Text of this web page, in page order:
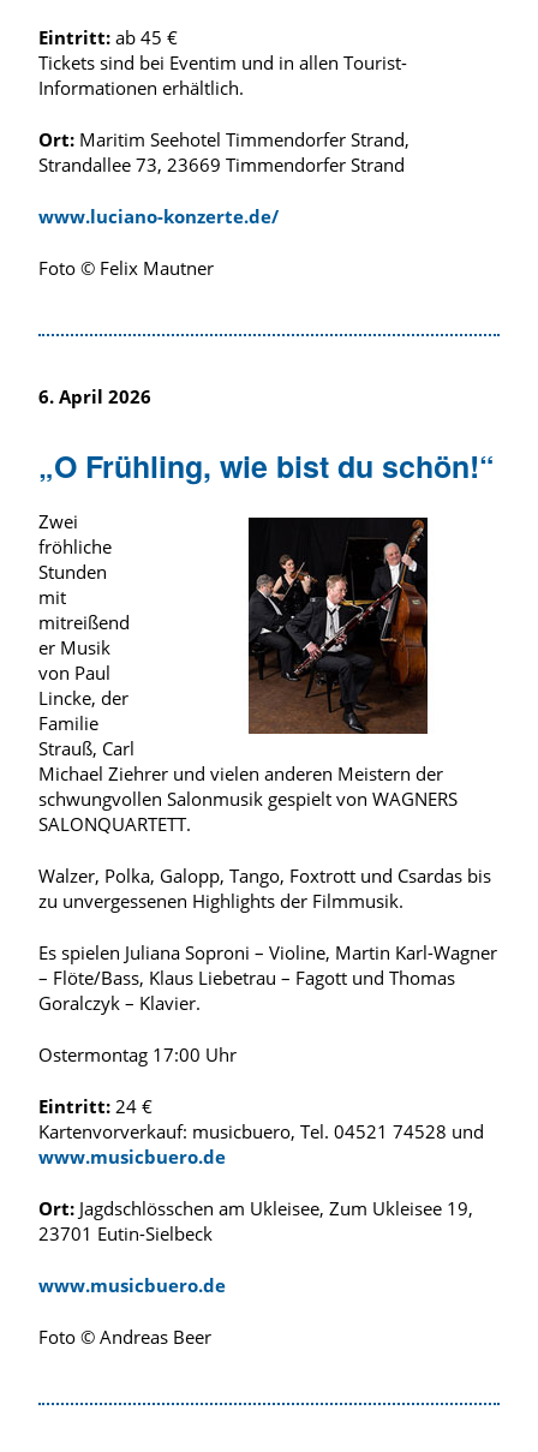
Eintritt: ab 45 €
Tickets sind bei Eventim und in allen Tourist-
Informationen erhältlich.
Ort: Maritim Seehotel Timmendorfer Strand,
Strandallee 73, 23669 Timmendorfer Strand
www.luciano-konzerte.de/
Foto © Felix Mautner
6. April 2026
„O Frühling, wie bist du schön!“
Zwei
fröhliche
Stunden
mit
mitreißend
er Musik
von Paul
Lincke, der
Familie
Strauß, Carl
Michael Ziehrer und vielen anderen Meistern der
schwungvollen Salonmusik gespielt von WAGNERS
SALONQUARTETT.
Walzer, Polka, Galopp, Tango, Foxtrott und Csardas bis
zu unvergessenen Highlights der Filmmusik.
Es spielen Juliana Soproni – Violine, Martin Karl-Wagner
– Flöte/Bass, Klaus Liebetrau – Fagott und Thomas
Goralczyk – Klavier.
Ostermontag 17:00 Uhr
Eintritt: 24 €
Kartenvorverkauf: musicbuero, Tel. 04521 74528 und
www.musicbuero.de
Ort: Jagdschlösschen am Ukleisee, Zum Ukleisee 19,
23701 Eutin-Sielbeck
www.musicbuero.de
Foto © Andreas Beer